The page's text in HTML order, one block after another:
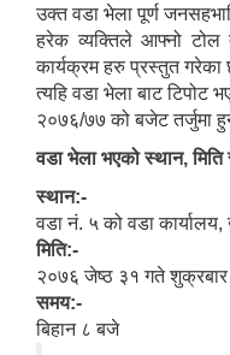
उक्त वडा भेला पूर्ण
हरेक व्यक्तिले आफ्नो टोल
कार्यक्रम हरु प्रस्तुत गरेका
त्यहि वडा भेला बाट
२०७६/७७ को बजेट तर्जुमा
वडा भेला भएको स्थान,
स्थान:-
वडा नं. ५ को वडा
मिति:-
२०७६ जेष्ठ ३१ गते शुक्रबार
समय:-
बिहान ८ बजे